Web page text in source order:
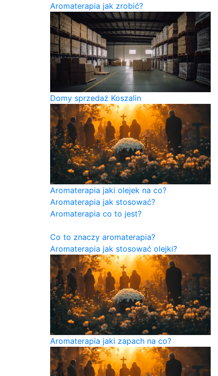
Aromaterapia jak zrobić?
Domy sprzedaż Koszalin
Aromaterapia jaki olejek na co?
Aromaterapia jak stosować?
Aromaterapia co to jest?
Co to znaczy aromaterapia?
Aromaterapia jak stosować olejki?
Aromaterapia jaki zapach na co?